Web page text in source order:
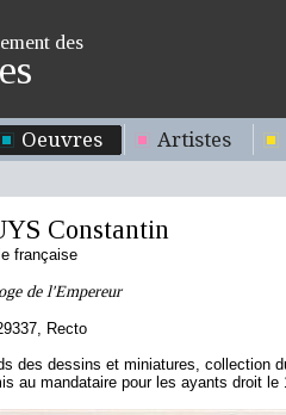
des
Oeuvres Artistes
Constantin
française
de l'Empereur
Recto
des dessins et miniatures, collection
au mandataire pour les ayants droit le